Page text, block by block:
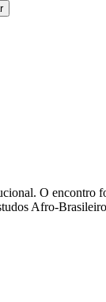
O
Afro-